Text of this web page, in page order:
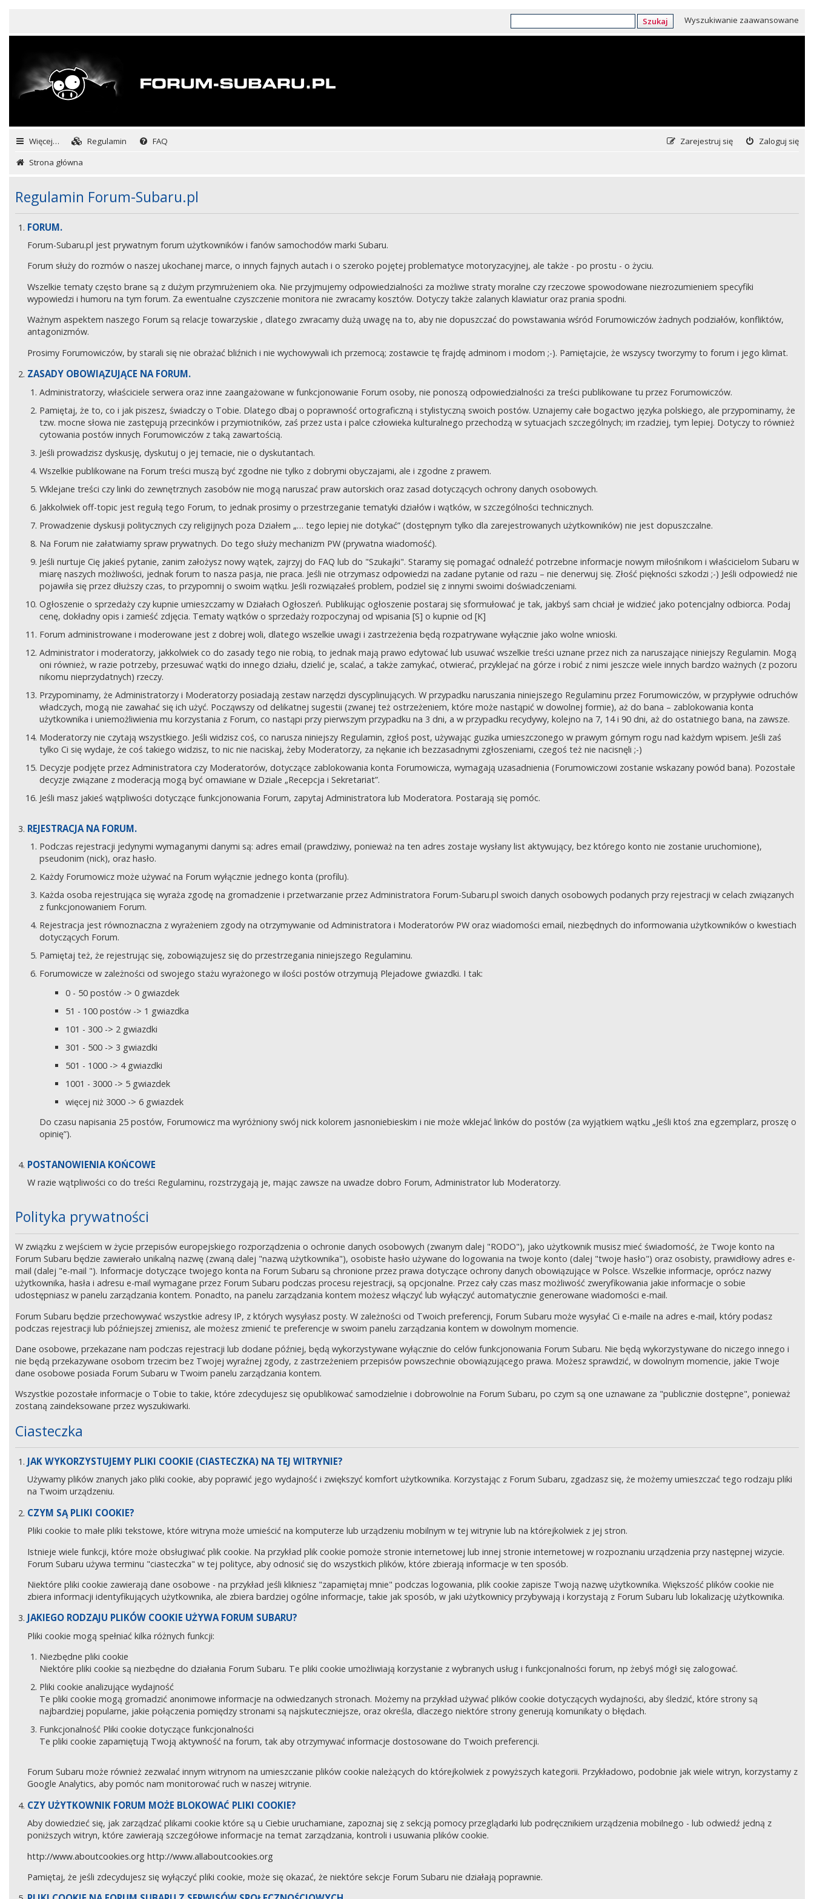
Szukaj Wyszukiwanie zaawansowane
Więcej… Regulamin FAQ Zaloguj się
Zarejestruj się
Strona główna
Regulamin Forum-Subaru.pl
FORUM.
Forum-Subaru.pl jest prywatnym forum użytkowników i fanów samochodów marki Subaru.
Forum służy do rozmów o naszej ukochanej marce, o innych fajnych autach i o szeroko pojętej problematyce motoryzacyjnej, ale także - po prostu - o życiu.
Wszelkie tematy często brane są z dużym przymrużeniem oka. Nie przyjmujemy odpowiedzialności za możliwe straty moralne czy rzeczowe spowodowane niezrozumieniem specyfiki
wypowiedzi i humoru na tym forum. Za ewentualne czyszczenie monitora nie zwracamy kosztów. Dotyczy także zalanych klawiatur oraz prania spodni.
Ważnym aspektem naszego Forum są relacje towarzyskie , dlatego zwracamy dużą uwagę na to, aby nie dopuszczać do powstawania wśród Forumowiczów żadnych podziałów, konfliktów,
antagonizmów.
Prosimy Forumowiczów, by starali się nie obrażać bliźnich i nie wychowywali ich przemocą; zostawcie tę frajdę adminom i modom ;-). Pamiętajcie, że wszyscy tworzymy to forum i jego klimat.
ZASADY OBOWIĄZUJĄCE NA FORUM.
Administratorzy, właściciele serwera oraz inne zaangażowane w funkcjonowanie Forum osoby, nie ponoszą odpowiedzialności za treści publikowane tu przez Forumowiczów.
Pamiętaj, że to, co i jak piszesz, świadczy o Tobie. Dlatego dbaj o poprawność ortograficzną i stylistyczną swoich postów. Uznajemy całe bogactwo języka polskiego, ale przypominamy, że
tzw. mocne słowa nie zastępują przecinków i przymiotników, zaś przez usta i palce człowieka kulturalnego przechodzą w sytuacjach szczególnych; im rzadziej, tym lepiej. Dotyczy to również
cytowania postów innych Forumowiczów z taką zawartością.
Jeśli prowadzisz dyskusję, dyskutuj o jej temacie, nie o dyskutantach.
Wszelkie publikowane na Forum treści muszą być zgodne nie tylko z dobrymi obyczajami, ale i zgodne z prawem.
Wklejane treści czy linki do zewnętrznych zasobów nie mogą naruszać praw autorskich oraz zasad dotyczących ochrony danych osobowych.
Jakkolwiek off-topic jest regułą tego Forum, to jednak prosimy o przestrzeganie tematyki działów i wątków, w szczególności technicznych.
Prowadzenie dyskusji politycznych czy religijnych poza Działem „… tego lepiej nie dotykać” (dostępnym tylko dla zarejestrowanych użytkowników) nie jest dopuszczalne.
Na Forum nie załatwiamy spraw prywatnych. Do tego służy mechanizm PW (prywatna wiadomość).
Jeśli nurtuje Cię jakieś pytanie, zanim założysz nowy wątek, zajrzyj do FAQ lub do "Szukajki". Staramy się pomagać odnaleźć potrzebne informacje nowym miłośnikom i właścicielom Subaru w
miarę naszych możliwości, jednak forum to nasza pasja, nie praca. Jeśli nie otrzymasz odpowiedzi na zadane pytanie od razu – nie denerwuj się. Złość piękności szkodzi ;-) Jeśli odpowiedź nie
pojawiła się przez dłuższy czas, to przypomnij o swoim wątku. Jeśli rozwiązałeś problem, podziel się z innymi swoimi doświadczeniami.
Ogłoszenie o sprzedaży czy kupnie umieszczamy w Działach Ogłoszeń. Publikując ogłoszenie postaraj się sformułować je tak, jakbyś sam chciał je widzieć jako potencjalny odbiorca. Podaj
cenę, dokładny opis i zamieść zdjęcia. Tematy wątków o sprzedaży rozpoczynaj od wpisania [S] o kupnie od [K]
Forum administrowane i moderowane jest z dobrej woli, dlatego wszelkie uwagi i zastrzeżenia będą rozpatrywane wyłącznie jako wolne wnioski.
Administrator i moderatorzy, jakkolwiek co do zasady tego nie robią, to jednak mają prawo edytować lub usuwać wszelkie treści uznane przez nich za naruszające niniejszy Regulamin. Mogą
oni również, w razie potrzeby, przesuwać wątki do innego działu, dzielić je, scalać, a także zamykać, otwierać, przyklejać na górze i robić z nimi jeszcze wiele innych bardzo ważnych (z pozoru
nikomu nieprzydatnych) rzeczy.
Przypominamy, że Administratorzy i Moderatorzy posiadają zestaw narzędzi dyscyplinujących. W przypadku naruszania niniejszego Regulaminu przez Forumowiczów, w przypływie odruchów
władczych, mogą nie zawahać się ich użyć. Począwszy od delikatnej sugestii (zwanej też ostrzeżeniem, które może nastąpić w dowolnej formie), aż do bana – zablokowania konta
użytkownika i uniemożliwienia mu korzystania z Forum, co nastąpi przy pierwszym przypadku na 3 dni, a w przypadku recydywy, kolejno na 7, 14 i 90 dni, aż do ostatniego bana, na zawsze.
Moderatorzy nie czytają wszystkiego. Jeśli widzisz coś, co narusza niniejszy Regulamin, zgłoś post, używając guzika umieszczonego w prawym górnym rogu nad każdym wpisem. Jeśli zaś
tylko Ci się wydaje, że coś takiego widzisz, to nic nie naciskaj, żeby Moderatorzy, za nękanie ich bezzasadnymi zgłoszeniami, czegoś też nie nacisnęli ;-)
Decyzje podjęte przez Administratora czy Moderatorów, dotyczące zablokowania konta Forumowicza, wymagają uzasadnienia (Forumowiczowi zostanie wskazany powód bana). Pozostałe
decyzje związane z moderacją mogą być omawiane w Dziale „Recepcja i Sekretariat”.
Jeśli masz jakieś wątpliwości dotyczące funkcjonowania Forum, zapytaj Administratora lub Moderatora. Postarają się pomóc.
REJESTRACJA NA FORUM.
Podczas rejestracji jedynymi wymaganymi danymi są: adres email (prawdziwy, ponieważ na ten adres zostaje wysłany list aktywujący, bez którego konto nie zostanie uruchomione),
pseudonim (nick), oraz hasło.
Każdy Forumowicz może używać na Forum wyłącznie jednego konta (profilu).
Każda osoba rejestrująca się wyraża zgodę na gromadzenie i przetwarzanie przez Administratora Forum-Subaru.pl swoich danych osobowych podanych przy rejestracji w celach związanych
z funkcjonowaniem Forum.
Rejestracja jest równoznaczna z wyrażeniem zgody na otrzymywanie od Administratora i Moderatorów PW oraz wiadomości email, niezbędnych do informowania użytkowników o kwestiach
dotyczących Forum.
Pamiętaj też, że rejestrując się, zobowiązujesz się do przestrzegania niniejszego Regulaminu.
Forumowicze w zależności od swojego stażu wyrażonego w ilości postów otrzymują Plejadowe gwiazdki. I tak:
0 - 50 postów -> 0 gwiazdek
51 - 100 postów -> 1 gwiazdka
101 - 300 -> 2 gwiazdki
301 - 500 -> 3 gwiazdki
501 - 1000 -> 4 gwiazdki
1001 - 3000 -> 5 gwiazdek
więcej niż 3000 -> 6 gwiazdek
Do czasu napisania 25 postów, Forumowicz ma wyróżniony swój nick kolorem jasnoniebieskim i nie może wklejać linków do postów (za wyjątkiem wątku „Jeśli ktoś zna egzemplarz, proszę o
opinię”).
POSTANOWIENIA KOŃCOWE
W razie wątpliwości co do treści Regulaminu, rozstrzygają je, mając zawsze na uwadze dobro Forum, Administrator lub Moderatorzy.
Polityka prywatności
W związku z wejściem w życie przepisów europejskiego rozporządzenia o ochronie danych osobowych (zwanym dalej "RODO"), jako użytkownik musisz mieć świadomość, że Twoje konto na
Forum Subaru będzie zawierało unikalną nazwę (zwaną dalej "nazwą użytkownika"), osobiste hasło używane do logowania na twoje konto (dalej "twoje hasło") oraz osobisty, prawidłowy adres e-
mail (dalej "e-mail "). Informacje dotyczące twojego konta na Forum Subaru są chronione przez prawa dotyczące ochrony danych obowiązujące w Polsce. Wszelkie informacje, oprócz nazwy
użytkownika, hasła i adresu e-mail wymagane przez Forum Subaru podczas procesu rejestracji, są opcjonalne. Przez cały czas masz możliwość zweryfikowania jakie informacje o sobie
udostępniasz w panelu zarządzania kontem. Ponadto, na panelu zarządzania kontem możesz włączyć lub wyłączyć automatycznie generowane wiadomości e-mail.
Forum Subaru będzie przechowywać wszystkie adresy IP, z których wysyłasz posty. W zależności od Twoich preferencji, Forum Subaru może wysyłać Ci e-maile na adres e-mail, który podasz
podczas rejestracji lub późniejszej zmienisz, ale możesz zmienić te preferencje w swoim panelu zarządzania kontem w dowolnym momencie.
Dane osobowe, przekazane nam podczas rejestracji lub dodane później, będą wykorzystywane wyłącznie do celów funkcjonowania Forum Subaru. Nie będą wykorzystywane do niczego innego i
nie będą przekazywane osobom trzecim bez Twojej wyraźnej zgody, z zastrzeżeniem przepisów powszechnie obowiązującego prawa. Możesz sprawdzić, w dowolnym momencie, jakie Twoje
dane osobowe posiada Forum Subaru w Twoim panelu zarządzania kontem.
Wszystkie pozostałe informacje o Tobie to takie, które zdecydujesz się opublikować samodzielnie i dobrowolnie na Forum Subaru, po czym są one uznawane za "publicznie dostępne", ponieważ
zostaną zaindeksowane przez wyszukiwarki.
Ciasteczka
JAK WYKORZYSTUJEMY PLIKI COOKIE (CIASTECZKA) NA TEJ WITRYNIE?
Używamy plików znanych jako pliki cookie, aby poprawić jego wydajność i zwiększyć komfort użytkownika. Korzystając z Forum Subaru, zgadzasz się, że możemy umieszczać tego rodzaju pliki
na Twoim urządzeniu.
CZYM SĄ PLIKI COOKIE?
Pliki cookie to małe pliki tekstowe, które witryna może umieścić na komputerze lub urządzeniu mobilnym w tej witrynie lub na którejkolwiek z jej stron.
Istnieje wiele funkcji, które może obsługiwać plik cookie. Na przykład plik cookie pomoże stronie internetowej lub innej stronie internetowej w rozpoznaniu urządzenia przy następnej wizycie.
Forum Subaru używa terminu "ciasteczka" w tej polityce, aby odnosić się do wszystkich plików, które zbierają informacje w ten sposób.
Niektóre pliki cookie zawierają dane osobowe - na przykład jeśli klikniesz "zapamiętaj mnie" podczas logowania, plik cookie zapisze Twoją nazwę użytkownika. Większość plików cookie nie
zbiera informacji identyfikujących użytkownika, ale zbiera bardziej ogólne informacje, takie jak sposób, w jaki użytkownicy przybywają i korzystają z Forum Subaru lub lokalizację użytkownika.
JAKIEGO RODZAJU PLIKÓW COOKIE UŻYWA FORUM SUBARU?
Pliki cookie mogą spełniać kilka różnych funkcji:
Niezbędne pliki cookie
Niektóre pliki cookie są niezbędne do działania Forum Subaru. Te pliki cookie umożliwiają korzystanie z wybranych usług i funkcjonalności forum, np żebyś mógł się zalogować.
Pliki cookie analizujące wydajność
Te pliki cookie mogą gromadzić anonimowe informacje na odwiedzanych stronach. Możemy na przykład używać plików cookie dotyczących wydajności, aby śledzić, które strony są
najbardziej popularne, jakie połączenia pomiędzy stronami są najskuteczniejsze, oraz określa, dlaczego niektóre strony generują komunikaty o błędach.
Funkcjonalność Pliki cookie dotyczące funkcjonalności
Te pliki cookie zapamiętują Twoją aktywność na forum, tak aby otrzymywać informacje dostosowane do Twoich preferencji.
Forum Subaru może również zezwalać innym witrynom na umieszczanie plików cookie należących do którejkolwiek z powyższych kategorii. Przykładowo, podobnie jak wiele witryn, korzystamy z
Google Analytics, aby pomóc nam monitorować ruch w naszej witrynie.
CZY UŻYTKOWNIK FORUM MOŻE BLOKOWAĆ PLIKI COOKIE?
Aby dowiedzieć się, jak zarządzać plikami cookie które są u Ciebie uruchamiane, zapoznaj się z sekcją pomocy przeglądarki lub podręcznikiem urządzenia mobilnego - lub odwiedź jedną z
poniższych witryn, które zawierają szczegółowe informacje na temat zarządzania, kontroli i usuwania plików cookie.
http://www.aboutcookies.org http://www.allaboutcookies.org
Pamiętaj, że jeśli zdecydujesz się wyłączyć pliki cookie, może się okazać, że niektóre sekcje Forum Subaru nie działają poprawnie.